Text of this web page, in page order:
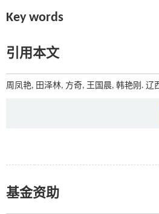
Key words
引用本文
周凤艳, 田泽林, 方奇, 王国晨, 韩艳刚.
基金资助